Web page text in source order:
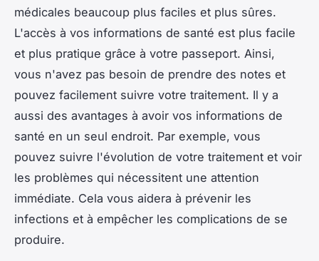
médicales beaucoup plus faciles et plus sûres.
L'accès à vos informations de santé est plus facile
et plus pratique grâce à votre passeport. Ainsi,
vous n'avez pas besoin de prendre des notes et
pouvez facilement suivre votre traitement. Il y a
aussi des avantages à avoir vos informations de
santé en un seul endroit. Par exemple, vous
pouvez suivre l'évolution de votre traitement et voir
les problèmes qui nécessitent une attention
immédiate. Cela vous aidera à prévenir les
infections et à empêcher les complications de se
produire.